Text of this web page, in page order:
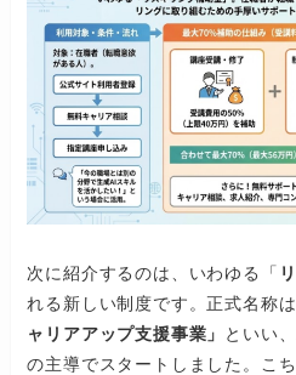
次に紹介するのは、いわゆる「
れる新しい制度です。正式名称は
ャリアアップ支援事業」
といい
の主導でスタートしました。こ